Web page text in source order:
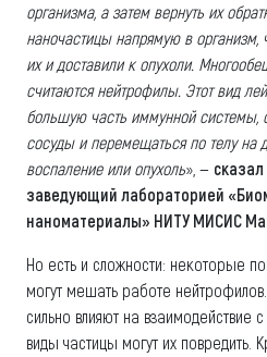
организма, а затем вернуть их
наночастицы напрямую в организм,
их и доставили к опухоли.
считаются нейтрофилы. Этот вид
большую часть иммунной системы,
сосуды и перемещаться по телу на
воспаление или опухоль», —
заведующий лабораторией
наноматериалы» НИТУ МИСИС
Но есть и сложности: некоторые
могут мешать работе
сильно влияют на взаимодействие
виды частицы могут их повредить.